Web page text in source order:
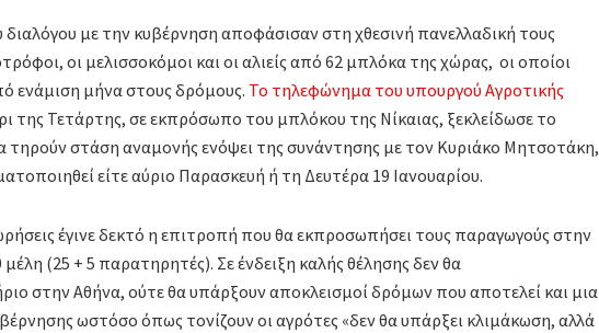
διαλόγου με την κυβέρνηση αποφάσισαν στη χθεσινή πανελλαδική τους
οι μελισσοκόμοι και οι αλιείς από 62 μπλόκα της χώρας, οι οποίοι
ενάμιση μήνα στους δρόμους. Το τηλεφώνημα του υπουργού Αγροτικής
της Τετάρτης, σε εκπρόσωπο του μπλόκου της Νίκαιας, ξεκλείδωσε το
τηρούν στάση αναμονής ενόψει της συνάντησης με τον Κυριάκο Μητσοτάκη,
είτε αύριο Παρασκευή ή τη Δευτέρα 19 Ιανουαρίου.
έγινε δεκτό η επιτροπή που θα εκπροσωπήσει τους παραγωγούς στην
(25 + 5 παρατηρητές). Σε ένδειξη καλής θέλησης δεν θα
στην Αθήνα, ούτε θα υπάρξουν αποκλεισμοί δρόμων που αποτελεί και μια
ωστόσο όπως τονίζουν οι αγρότες «δεν θα υπάρξει κλιμάκωση, αλλά